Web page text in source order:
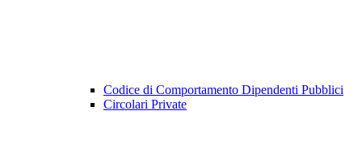
Codice di Comportamento Dipendenti Pubblici
Circolari Private